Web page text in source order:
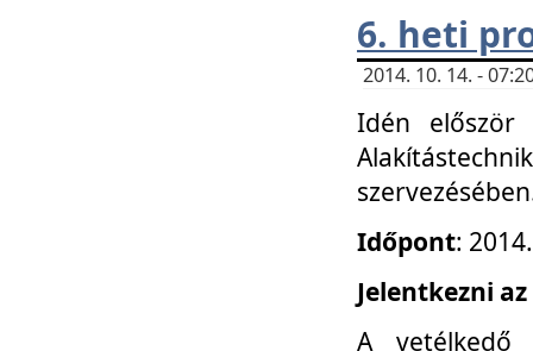
6. heti
2014. 10. 14. -
Idén
Időpont:
Jelentkezni az
A vetélkedő